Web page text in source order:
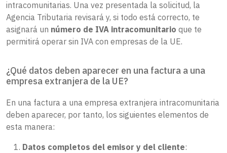
intracomunitarias. Una vez presentada la solicitud, la
Agencia Tributaria revisará y, si todo está correcto, te
asignará un número de IVA intracomunitario que te
permitirá operar sin IVA con empresas de la UE.
¿Qué datos deben aparecer en una factura a una
empresa extranjera de la UE?
En una factura a una empresa extranjera intracomunitaria
deben aparecer, por tanto, los siguientes elementos de
esta manera:
Datos completos del emisor y del cliente: